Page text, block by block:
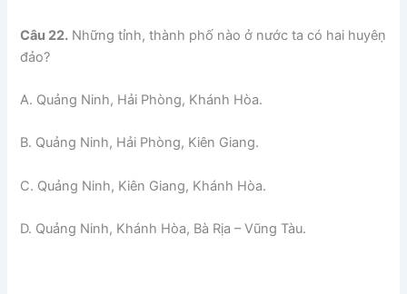
Câu 22. Những tỉnh, thành phố nào ở nước ta có hai huyêṇ
đảo?
A. Quảng Ninh, Hải Phòng, Khánh Hòa.
B. Quảng Ninh, Hải Phòng, Kiên Giang.
C. Quảng Ninh, Kiên Giang, Khánh Hòa.
D. Quảng Ninh, Khánh Hòa, Bà Rịa – Vũng Tàu.